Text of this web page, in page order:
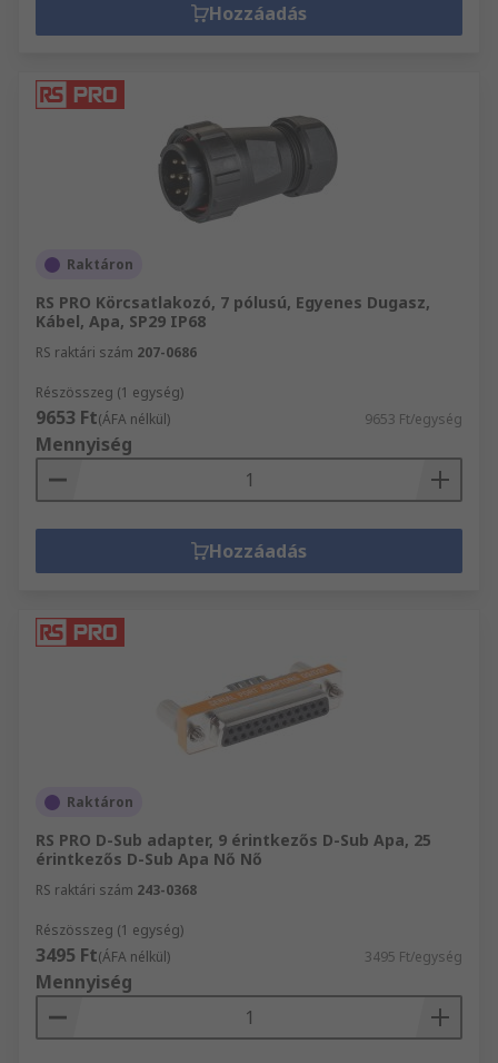
Hozzáadás
Raktáron
RS PRO Körcsatlakozó, 7 pólusú, Egyenes Dugasz,
Kábel, Apa, SP29 IP68
RS raktári szám 207-0686
Részösszeg (1 egység)
9653 Ft(ÁFA nélkül) 9653 Ft/egység
Mennyiség
Hozzáadás
Raktáron
RS PRO D-Sub adapter, 9 érintkezős D-Sub Apa, 25
érintkezős D-Sub Apa Nő Nő
RS raktári szám 243-0368
Részösszeg (1 egység)
3495 Ft(ÁFA nélkül) 3495 Ft/egység
Mennyiség